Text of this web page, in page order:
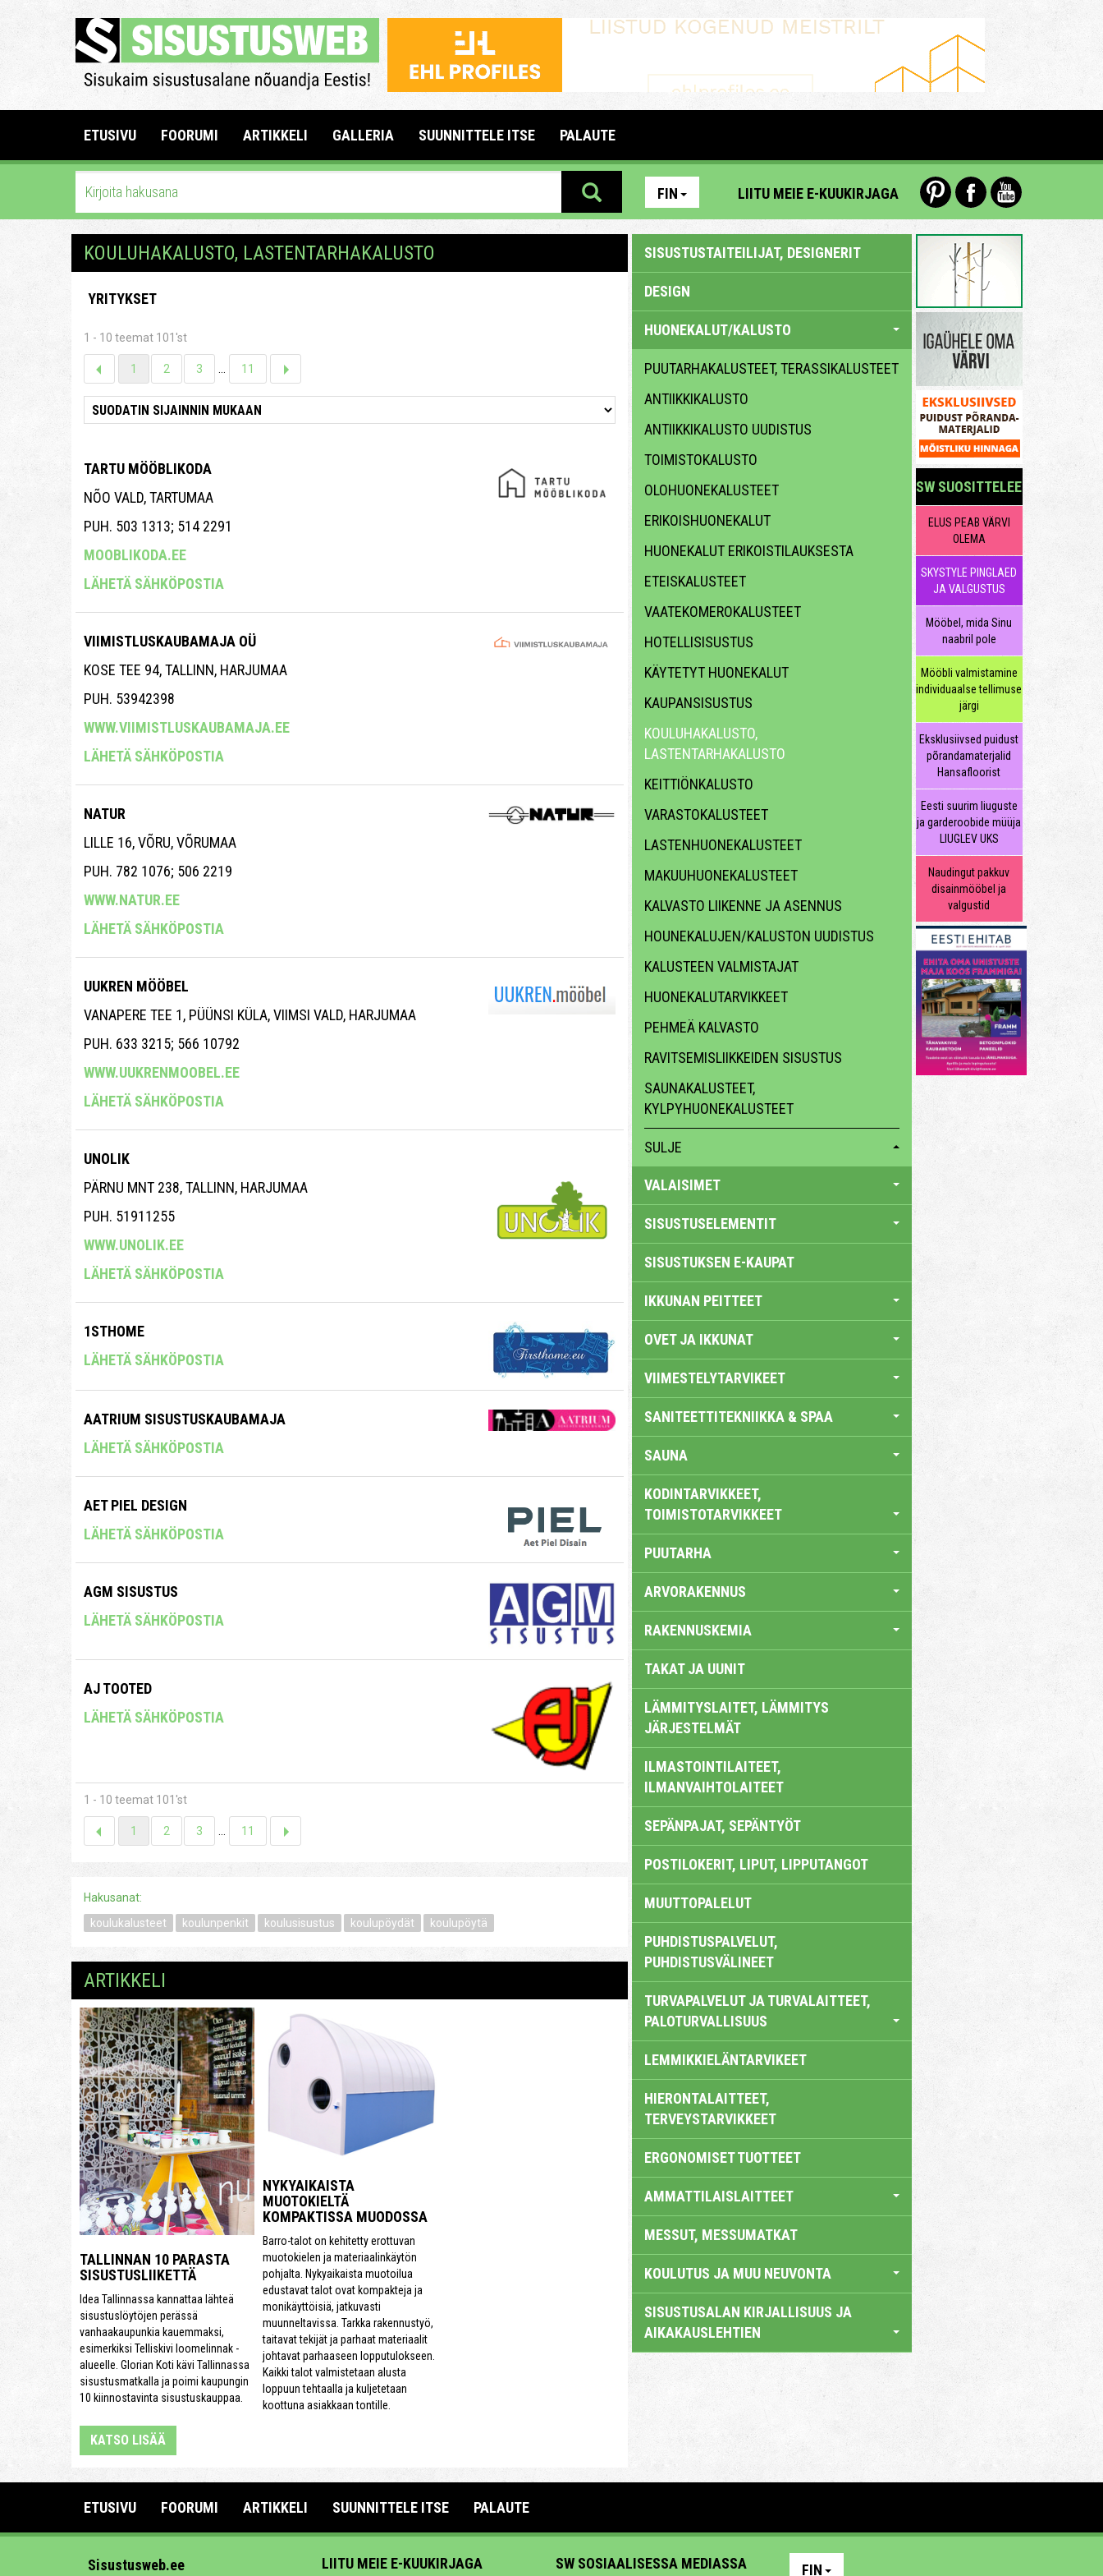
ETUSIVU FOORUMI ARTIKKELI GALLERIA SUUNNITTELE ITSE PALAUTE
FIN LIITU MEIE E-KUUKIRJAGA
KOULUHAKALUSTO, LASTENTARHAKALUSTO
YRITYKSET
1 - 10 teemat 101'st
1 2 3 11
TARTU MÖÖBLIKODA
NÕO VALD, TARTUMAA
PUH. 503 1313; 514 2291
MOOBLIKODA.EE
LÄHETÄ SÄHKÖPOSTIA
VIIMISTLUSKAUBAMAJA OÜ
KOSE TEE 94, TALLINN, HARJUMAA
PUH. 53942398
WWW.VIIMISTLUSKAUBAMAJA.EE
LÄHETÄ SÄHKÖPOSTIA
NATUR
LILLE 16, VÕRU, VÕRUMAA
PUH. 782 1076; 506 2219
WWW.NATUR.EE
LÄHETÄ SÄHKÖPOSTIA
UUKREN MÖÖBEL
VANAPERE TEE 1, PÜÜNSI KÜLA, VIIMSI VALD, HARJUMAA
PUH. 633 3215; 566 10792
WWW.UUKRENMOOBEL.EE
LÄHETÄ SÄHKÖPOSTIA
UNOLIK
PÄRNU MNT 238, TALLINN, HARJUMAA
PUH. 51911255
WWW.UNOLIK.EE
LÄHETÄ SÄHKÖPOSTIA
1STHOME
LÄHETÄ SÄHKÖPOSTIA
AATRIUM SISUSTUSKAUBAMAJA
LÄHETÄ SÄHKÖPOSTIA
AET PIEL DESIGN
LÄHETÄ SÄHKÖPOSTIA
AGM SISUSTUS
LÄHETÄ SÄHKÖPOSTIA
AJ TOOTED
LÄHETÄ SÄHKÖPOSTIA
1 - 10 teemat 101'st
1 2 3 11
Hakusanat:
koulukalusteet
koulunpenkit koulusisustus koulupöydät koulupöytä
ARTIKKELI
TALLINNAN 10 PARASTA
SISUSTUSLIIKETTÄ
Idea Tallinnassa kannattaa lähteä
sisustuslöytöjen perässä
vanhaakaupunkia kauemmaksi,
esimerkiksi Telliskivi loomelinnak -
alueelle. Glorian Koti kävi Tallinnassa
sisustusmatkalla ja poimi kaupungin
10 kiinnostavinta sisustuskauppaa.
NYKYAIKAISTA
MUOTOKIELTÄ
KOMPAKTISSA MUODOSSA
Barro-talot on kehitetty erottuvan
muotokielen ja materiaalinkäytön
pohjalta. Nykyaikaista muotoilua
edustavat talot ovat kompakteja ja
monikäyttöisiä, jatkuvasti
muunneltavissa. Tarkka rakennustyö,
taitavat tekijät ja parhaat materiaalit
johtavat parhaaseen lopputulokseen.
Kaikki talot valmistetaan alusta
loppuun tehtaalla ja kuljetetaan
koottuna asiakkaan tontille.
KATSO LISÄÄ
SISUSTUSTAITEILIJAT, DESIGNERIT
DESIGN
HUONEKALUT/KALUSTO
PUUTARHAKALUSTEET, TERASSIKALUSTEET
ANTIIKKIKALUSTO
ANTIIKKIKALUSTO UUDISTUS
TOIMISTOKALUSTO
OLOHUONEKALUSTEET
ERIKOISHUONEKALUT
HUONEKALUT ERIKOISTILAUKSESTA
ETEISKALUSTEET
VAATEKOMEROKALUSTEET
HOTELLISISUSTUS
KÄYTETYT HUONEKALUT
KAUPANSISUSTUS
KOULUHAKALUSTO,
LASTENTARHAKALUSTO
KEITTIÖNKALUSTO
VARASTOKALUSTEET
LASTENHUONEKALUSTEET
MAKUUHUONEKALUSTEET
KALVASTO LIIKENNE JA ASENNUS
HOUNEKALUJEN/KALUSTON UUDISTUS
KALUSTEEN VALMISTAJAT
HUONEKALUTARVIKKEET
PEHMEÄ KALVASTO
RAVITSEMISLIIKKEIDEN SISUSTUS
SAUNAKALUSTEET,
KYLPYHUONEKALUSTEET
SULJE
VALAISIMET
SISUSTUSELEMENTIT
SISUSTUKSEN E-KAUPAT
IKKUNAN PEITTEET
OVET JA IKKUNAT
VIIMESTELYTARVIKEET
SANITEETTITEKNIIKKA & SPAA
SAUNA
KODINTARVIKKEET,
TOIMISTOTARVIKKEET
PUUTARHA
ARVORAKENNUS
RAKENNUSKEMIA
TAKAT JA UUNIT
LÄMMITYSLAITET, LÄMMITYS
JÄRJESTELMÄT
ILMASTOINTILAITEET,
ILMANVAIHTOLAITEET
SEPÄNPAJAT, SEPÄNTYÖT
POSTILOKERIT, LIPUT, LIPPUTANGOT
MUUTTOPALELUT
PUHDISTUSPALVELUT,
PUHDISTUSVÄLINEET
TURVAPALVELUT JA TURVALAITTEET,
PALOTURVALLISUUS
LEMMIKKIELÄNTARVIKEET
HIERONTALAITTEET,
TERVEYSTARVIKKEET
ERGONOMISET TUOTTEET
AMMATTILAISLAITTEET
MESSUT, MESSUMATKAT
KOULUTUS JA MUU NEUVONTA
SISUSTUSALAN KIRJALLISUUS JA
AIKAKAUSLEHTIEN
SW SUOSITTELEE
ELUS PEAB VÄRVI
OLEMA
SKYSTYLE PINGLAED
JA VALGUSTUS
Mööbel, mida Sinu
naabril pole
Mööbli valmistamine
individuaalse tellimuse
järgi
Eksklusiivsed puidust
põrandamaterjalid
Hansafloorist
Eesti suurim liuguste
ja garderoobide müüja
LIUGLEV UKS
Naudingut pakkuv
disainmööbel ja
valgustid
ETUSIVU FOORUMI ARTIKKELI SUUNNITTELE ITSE PALAUTE
Sisustusweb.ee LIITU MEIE E-KUUKIRJAGA SW SOSIAALISESSA MEDIASSA FIN